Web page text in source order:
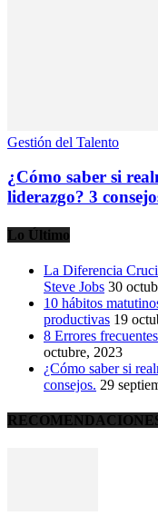
Gestión del Talento
¿Cómo saber si
liderazgo? 3
Lo Último
La Diferencia
Steve Jobs 30
10 hábitos
productivas 19
8 Errores
octubre, 2023
¿Cómo saber si
consejos. 29